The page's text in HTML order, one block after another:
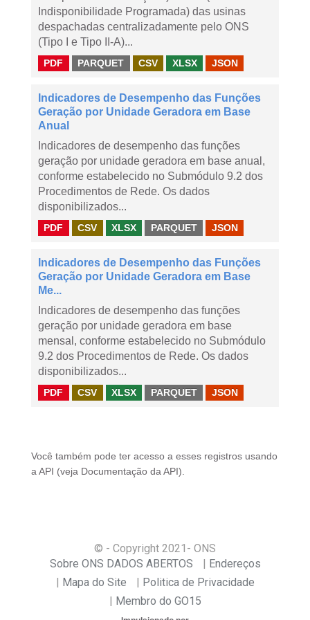
Indisponibilidade Programada) das usinas
despachadas centralizadamente pelo ONS
(Tipo I e Tipo II-A)...
PDF PARQUET CSV XLSX JSON
Indicadores de Desempenho das Funções
Geração por Unidade Geradora em Base
Anual
Indicadores de desempenho das funções
geração por unidade geradora em base anual,
conforme estabelecido no Submódulo 9.2 dos
Procedimentos de Rede. Os dados
disponibilizados...
PDF CSV XLSX PARQUET JSON
Indicadores de Desempenho das Funções
Geração por Unidade Geradora em Base
Me...
Indicadores de desempenho das funções
geração por unidade geradora em base
mensal, conforme estabelecido no Submódulo
9.2 dos Procedimentos de Rede. Os dados
disponibilizados...
PDF CSV XLSX PARQUET JSON
Você também pode ter acesso a esses registros usando
a API (veja Documentação da API ).
© - Copyright 2021 - ONS
Sobre ONS DADOS ABERTOS
Endereços
Mapa do Site
Politica de Privacidade
Membro do GO15